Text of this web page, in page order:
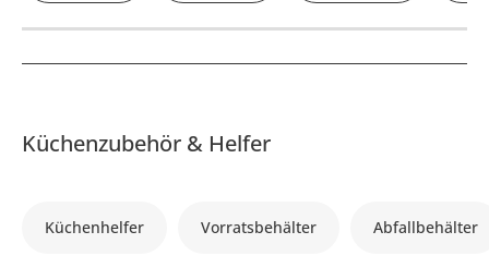
Küchenzubehör & Helfer
Küchenhelfer Vorratsbehälter Abfallbehälter